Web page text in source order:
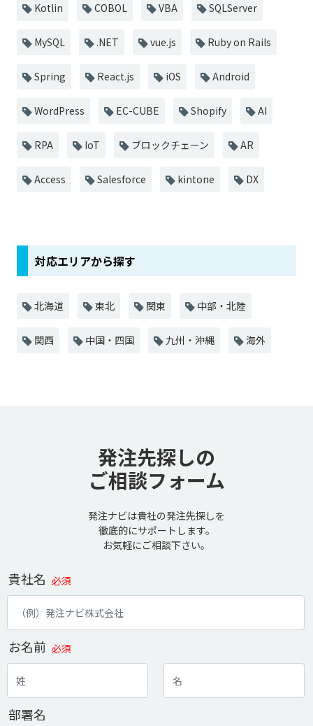
Kotlin COBOL VBA SQLServer
MySQL .NET vue.js Ruby on Rails
Spring React.js iOS Android
WordPress EC-CUBE Shopify AI
RPA IoT ブロックチェーン AR
Access Salesforce kintone DX
対応エリアから探す
北海道 東北 関東 中部・北陸
関西 中国・四国 九州・沖縄 海外
発注先探しの
ご相談フォーム
発注ナビは貴社の発注先探しを
徹底的にサポートします。
お気軽にご相談下さい。
貴社名 必須
お名前 必須
部署名